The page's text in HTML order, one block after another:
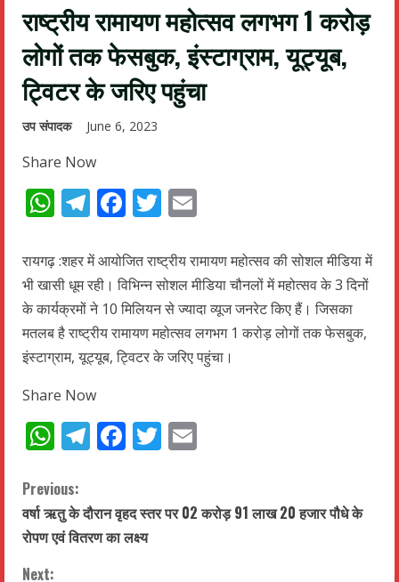
राष्ट्रीय रामायण महोत्सव लगभग 1 करोड़
लोगों तक फेसबुक, इंस्टाग्राम, यूट्यूब,
ट्विटर के जरिए पहुंचा
उप संपादक June 6, 2023
Share Now
WhatsApp
Telegram
Facebook
Twitter
रायगढ़ :शहर में आयोजित राष्ट्रीय रामायण महोत्सव की सोशल मीडिया में
भी खासी धूम रही। विभिन्न सोशल मीडिया चौनलों में महोत्सव के 3 दिनों
के कार्यक्रमों ने 10 मिलियन से ज्यादा व्यूज जनरेट किए हैं। जिसका
मतलब है राष्ट्रीय रामायण महोत्सव लगभग 1 करोड़ लोगों तक फेसबुक,
इंस्टाग्राम, यूट्यूब, ट्विटर के जरिए पहुंचा।
Share Now
WhatsApp
Telegram
Facebook
Twitter
C
o
n
Previous:
वर्षा ऋतु के दौरान वृहद स्तर पर 02 करोड़ 91 लाख 20 हजार पौधे के
रोपण एवं वितरण का लक्ष्य
Next: